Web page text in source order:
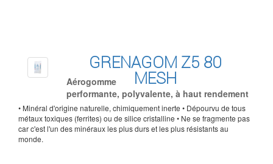
GRENAGOM Z5 80
MESH
Aérogomme
performante, polyvalente, à haut rendement
• Minéral d'origine naturelle, chimiquement inerte • Dépourvu de tous
métaux toxiques (ferrites) ou de silice cristalline • Ne se fragmente pas
car c'est l'un des minéraux les plus durs et les plus résistants au
monde.